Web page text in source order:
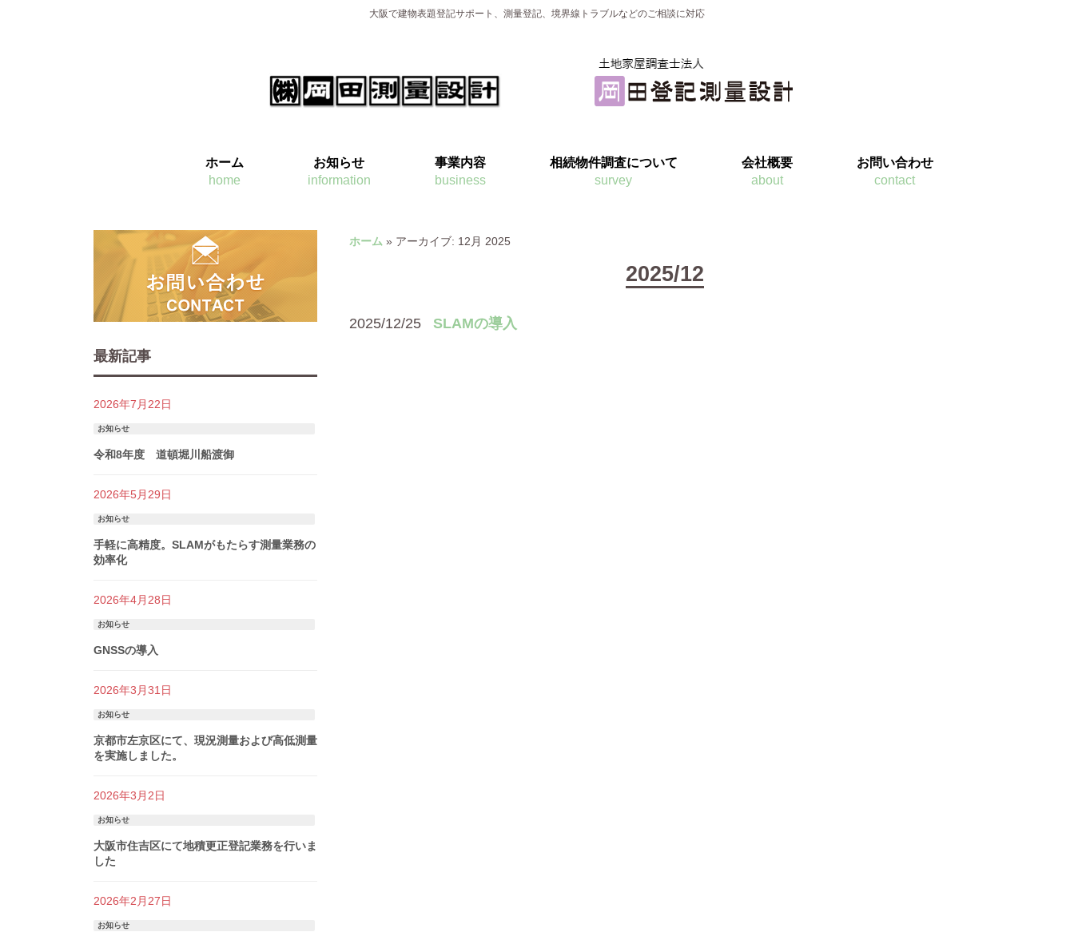
大阪で建物表題登記サポート、測量登記、境界線トラブルなどのご相談に対応
ホーム
home
お知らせ
information
事業内容
business
相続物件調査について
survey
会社概要
about
お問い合わせ
contact
ホーム » アーカイブ: 12月 2025
2025/12
2025/12/25 SLAMの導入
最新記事
2026年7月22日
お知らせ
令和8年度 道頓堀川船渡御
2026年5月29日
お知らせ
手軽に高精度。SLAMがもたらす測量業務の
効率化
2026年4月28日
お知らせ
GNSSの導入
2026年3月31日
お知らせ
京都市左京区にて、現況測量および高低測量
を実施しました。
2026年3月2日
お知らせ
大阪市住吉区にて地積更正登記業務を行いま
した
2026年2月27日
お知らせ